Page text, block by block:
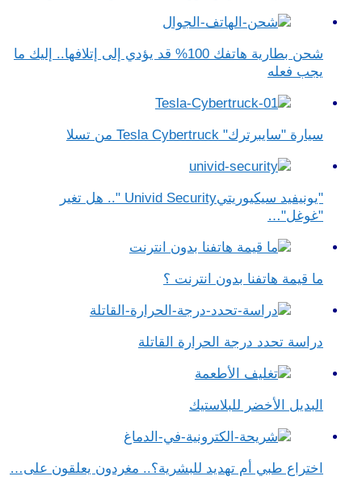
شحن بطارية هاتفك 100% قد يؤدي إلى إتلافها.. إليك ما
يجب فعله
سيارة "سايبرترك" Tesla Cybertruck من تسلا
"يونيفيد سيكيوريتيUnivid Security ".. هل تغير
"غوغل"…
ما قيمة هاتفنا بدون انترنت ؟
دراسة تحدد درجة الحرارة القاتلة
البديل الأخضر للبلاستيك
اختراع طبي أم تهديد للبشرية؟.. مغردون يعلقون على…